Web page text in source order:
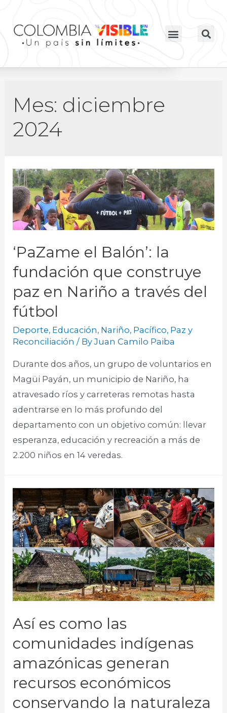
Mes: diciembre
2024
‘PaZame el Balón’: la
fundación que construye
paz en Nariño a través del
fútbol
Deporte, Educación, Nariño, Pacífico, Paz y
Reconciliación / ByJuan Camilo Paiba
Durante dos años, un grupo de voluntarios en
Magüi Payán, un municipio de Nariño, ha
atravesado ríos y carreteras remotas hasta
adentrarse en lo más profundo del
departamento con un objetivo común: llevar
esperanza, educación y recreación a más de
2.200 niños en 14 veredas. ​
Así es como las
comunidades indígenas
amazónicas generan
recursos económicos
conservando la naturaleza